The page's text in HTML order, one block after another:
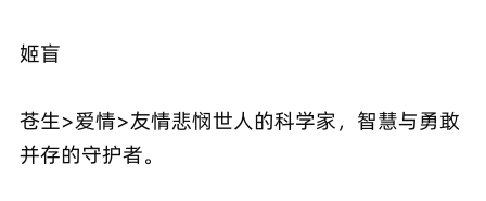
姬盲
苍生>爱情>友情悲悯世人的科学家，智慧与勇敢
并存的守护者。